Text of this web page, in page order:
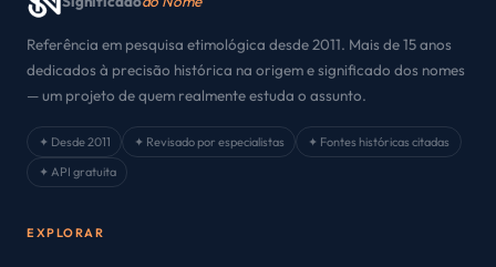
Referência em pesquisa etimológica desde 2011. Mais de 15 anos
dedicados à precisão histórica na origem e significado dos nomes
— um projeto de quem realmente estuda o assunto.
✦ Desde 2011 ✦ Revisado por especialistas
✦ Fontes históricas citadas
✦ API gratuita
EXPLORAR